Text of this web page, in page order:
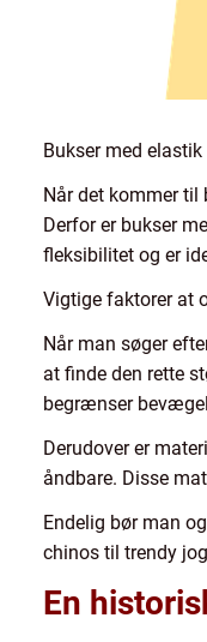
Bukser med
Når det kommer
Derfor er bukser
fleksibilitet og er
Vigtige faktorer at
Når man søger
at finde den rette
begrænser
Derudover er
åndbare. Disse
Endelig bør man
chinos til trendy
En